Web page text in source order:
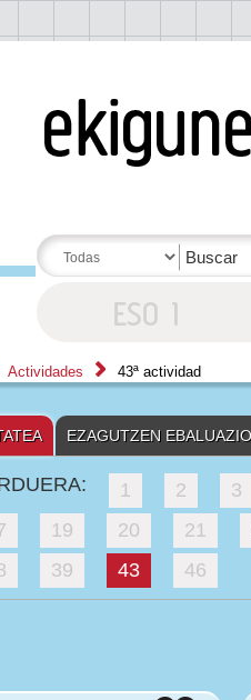
Actividades 43ª actividad
EZAGUTZEN
1 2 3
19 20 21
39 43 46